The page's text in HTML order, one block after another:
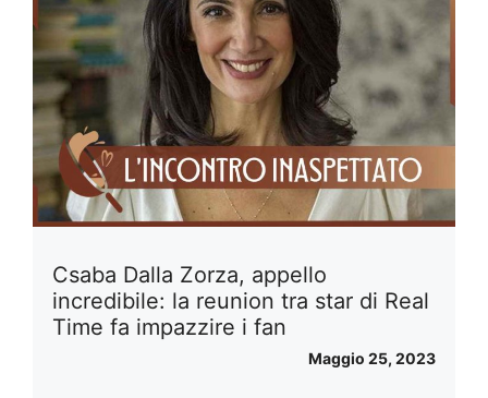
Csaba Dalla Zorza, appello
incredibile: la reunion tra star di Real
Time fa impazzire i fan
Maggio 25, 2023